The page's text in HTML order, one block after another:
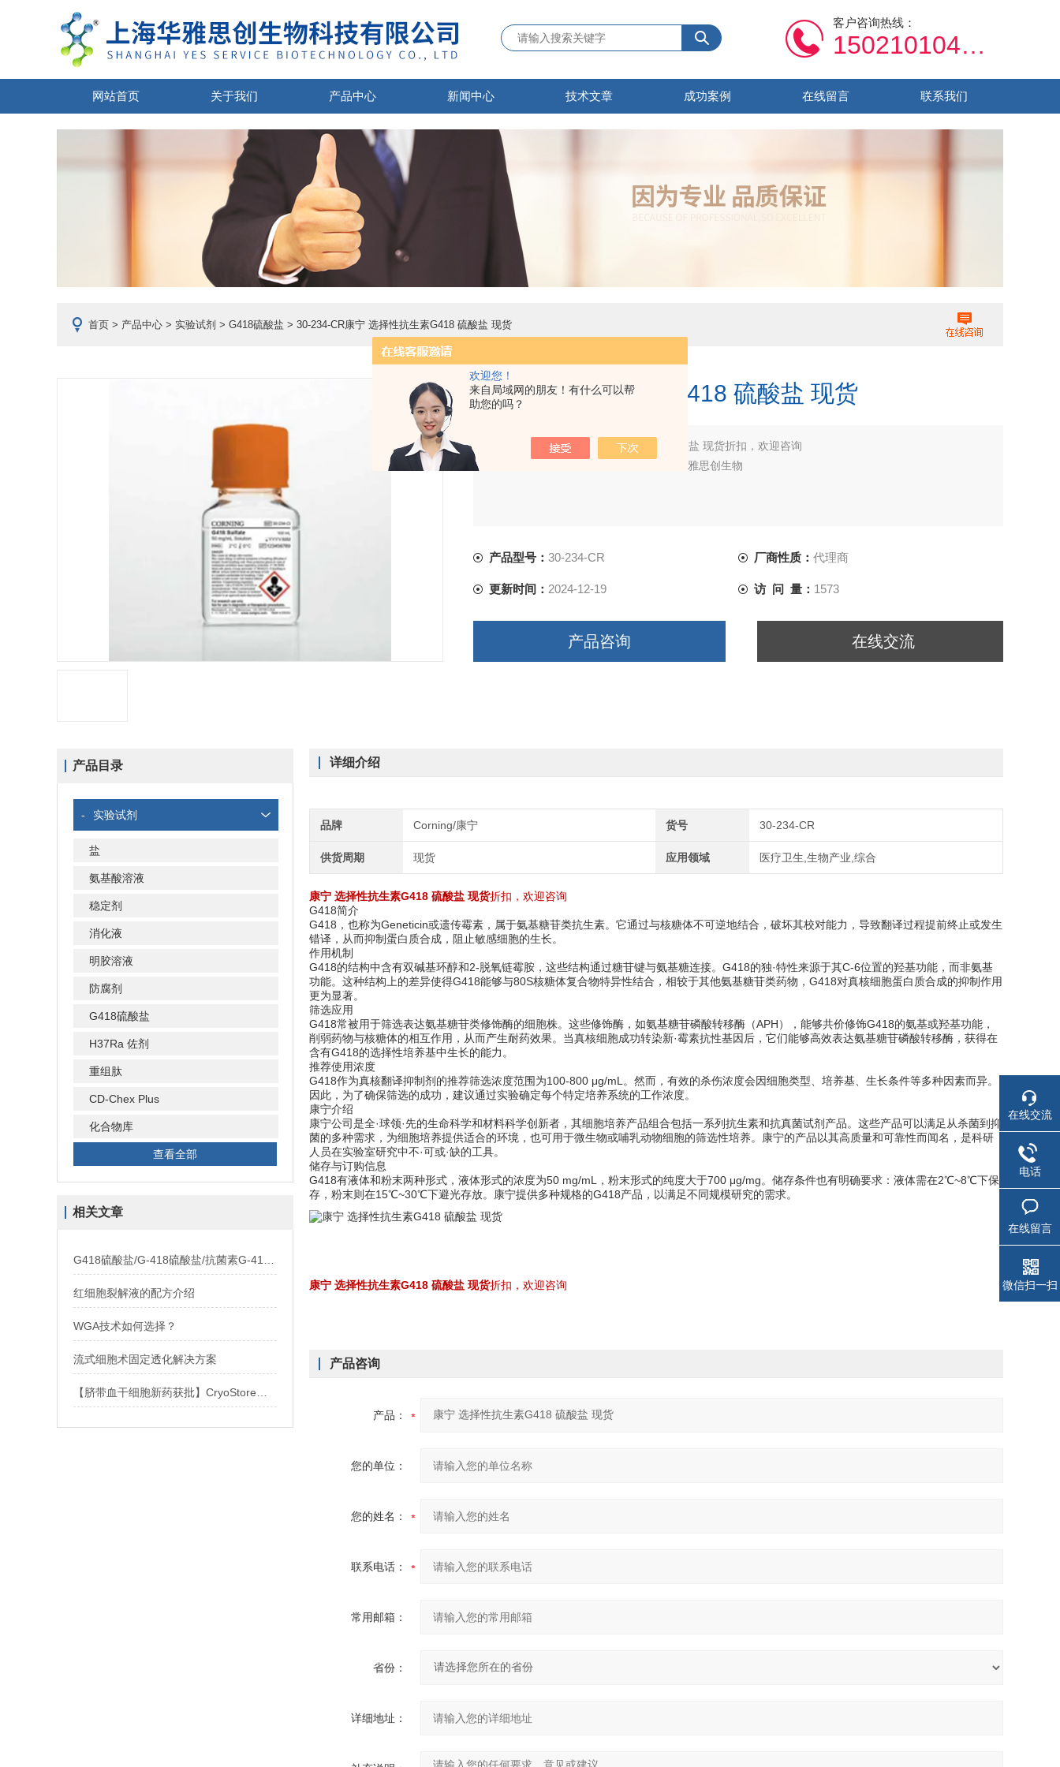
欢迎您！
来自局域网的朋友！有什么可以帮
助您的吗？
客户咨询热线：
15021010459
网站首页 关于我们 产品中心 新闻中心 技术文章 成功案例 在线留言 联系我们
首页 > 产品中心 > 实验试剂 > G418硫酸盐 > 30-234-CR康宁 选择性抗生素G418 硫酸盐 现货
康宁 选择性抗生素G418 硫酸盐 现货
康宁 选择性抗生素G418 硫酸盐 现货折扣，欢迎咨询
买试剂，找华雅，更多生物试剂，就在华雅思创生物
产品型号： 30-234-CR 厂商性质： 代理商
更新时间： 2024-12-19 访 问 量： 1573
产品咨询 在线交流
产品目录
- 实验试剂
盐
氨基酸溶液
稳定剂
消化液
明胶溶液
防腐剂
G418硫酸盐
H37Ra 佐剂
重组肽
CD-Chex Plus
化合物库
查看全部
相关文章
红细胞裂解液的配方介绍
WGA技术如何选择？
流式细胞术固定透化解决方案
详细介绍
品牌 Corning/康宁 货号 30-234-CR
供货周期 现货 应用领域 医疗卫生,生物产业,综合
康宁 选择性抗生素G418 硫酸盐 现货折扣，欢迎咨询
G418简介
G418，也称为Geneticin或遗传霉素，属于氨基糖苷类抗生素。它通过与核糖体不可逆地结合，破坏其校对能力，导致翻译过程提前终止或发生
错译，从而抑制蛋白质合成，阻止敏感细胞的生长。
作用机制
G418的结构中含有双碱基环醇和2-脱氧链霉胺，这些结构通过糖苷键与氨基糖连接。G418的独·特性来源于其C-6位置的羟基功能，而非氨基
功能。这种结构上的差异使得G418能够与80S核糖体复合物特异性结合，相较于其他氨基糖苷类药物，G418对真核细胞蛋白质合成的抑制作用
更为显著。
筛选应用
G418常被用于筛选表达氨基糖苷类修饰酶的细胞株。这些修饰酶，如氨基糖苷磷酸转移酶（APH），能够共价修饰G418的氨基或羟基功能，
削弱药物与核糖体的相互作用，从而产生耐药效果。当真核细胞成功转染新·霉素抗性基因后，它们能够高效表达氨基糖苷磷酸转移酶，获得在
含有G418的选择性培养基中生长的能力。
推荐使用浓度
G418作为真核翻译抑制剂的推荐筛选浓度范围为100-800 μg/mL。然而，有效的杀伤浓度会因细胞类型、培养基、生长条件等多种因素而异。
因此，为了确保筛选的成功，建议通过实验确定每个特定培养系统的工作浓度。
康宁介绍
康宁公司是全·球领·先的生命科学和材料科学创新者，其细胞培养产品组合包括一系列抗生素和抗真菌试剂产品。这些产品可以满足从杀菌到抑
菌的多种需求，为细胞培养提供适合的环境，也可用于微生物或哺乳动物细胞的筛选性培养。康宁的产品以其高质量和可靠性而闻名，是科研
人员在实验室研究中不·可或·缺的工具。
储存与订购信息
G418有液体和粉末两种形式，液体形式的浓度为50 mg/mL，粉末形式的纯度大于700 μg/mg。储存条件也有明确要求：液体需在2℃~8℃下保
存，粉末则在15℃~30℃下避光存放。康宁提供多种规格的G418产品，以满足不同规模研究的需求。
康宁 选择性抗生素G418 硫酸盐 现货折扣，欢迎咨询
产品咨询
产品：
您的单位：
您的姓名：
联系电话：
常用邮箱：
省份：
详细地址：
在线交流
电话
在线留言
微信扫一扫